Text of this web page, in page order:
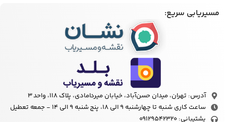
مسیریابی سریع:
آدرس: تهران، میدان حسن‌آباد، خیابان میردامادی، پلاک ۱۱۸، واحد 3
ساعت کاری شنبه تا چهارشنبه 9 الی 18، پنج شنبه 9 الی 14 - جمعه تعطیل
پشتیبانی: ۰۹۱۲۹۵۴۲۳۲۰